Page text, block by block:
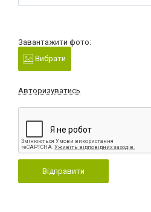
Завантажити фото:
Вибрати
Авторизуватись
Відправити